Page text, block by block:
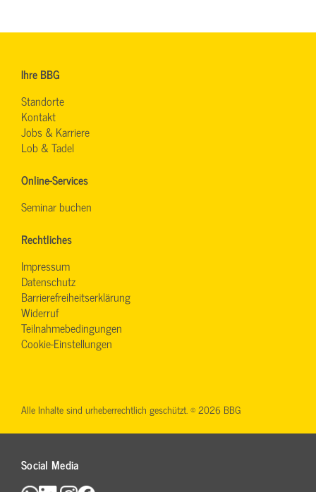
Ihre BBG
Standorte
Kontakt
Jobs & Karriere
Lob & Tadel
Online-Services
Seminar buchen
Rechtliches
Impressum
Datenschutz
Barrierefreiheitserklärung
Widerruf
Teilnahmebedingungen
Cookie-Einstellungen
Social Media
Alle Inhalte sind urheberrechtlich geschützt. © 2026 BBG